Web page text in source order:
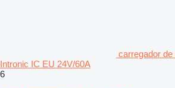
carregador
Intronic IC EU 24V/60A
6